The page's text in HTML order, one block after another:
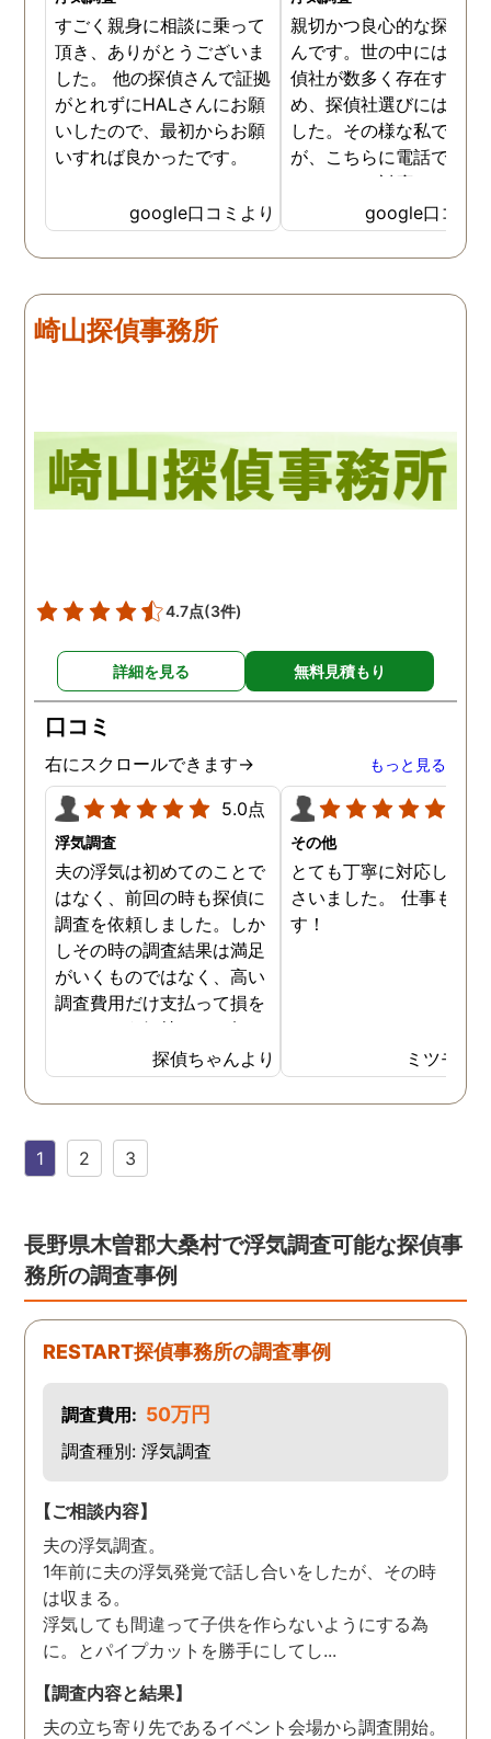
すごく親身に相談に乗って
頂き、ありがとうございま
した。 他の探偵さんで証拠
がとれずにHALさんにお願
いしたので、最初からお願
いすれば良かったです。
google口コミより
親切かつ良心的な探偵社
んです。世の中には詐欺
偵社が数多く存在するた
め、探偵社選びには慎重
した。その様な私でした
が、こちらに電話で相談
たところ、対応された方
探偵のノウハウまで丁寧
教えて下さったのです。
用できると思い、早速お
は、仕事も丁寧で調査内
google口コミ
崎山探偵事務所
4.7点(3件)
詳細を見る 無料見積もり
口コミ
右にスクロールできます→ もっと見る
5.0点
浮気調査
夫の浮気は初めてのことで
はなく、前回の時も探偵に
調査を依頼しました。しか
しその時の調査結果は満足
がいくものではなく、高い
調査費用だけ支払って損を
したという気持ちで一杯で
した。今回また夫の浮気疑
惑が浮上し、今度こそは探
偵選びにも気を遣いまし
せの段階から「ここなら安
査期間の間に動かぬ証拠を
いくつも掴んできてくれま
した。追加の調査費用など
もなく、探偵選びの重要さ
を感じました。
探偵ちゃんより
その他
とても丁寧に対応してく
さいました。 仕事も満
す！
ミツモア
1 2 3
長野県木曽郡大桑村で浮気調査可能な探偵事
務所の調査事例
RESTART探偵事務所の調査事例
調査費用: 50万円
調査種別: 浮気調査
【ご相談内容】
夫の浮気調査。
1年前に夫の浮気発覚で話し合いをしたが、その時
は収まる。
浮気しても間違って子供を作らないようにする為
に。とパイプカットを勝手にしてし...
【調査内容と結果】
夫の立ち寄り先であるイベント会場から調査開始。